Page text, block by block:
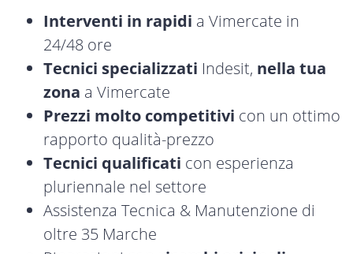
Interventi in rapidi a Vimercate in
24/48 ore
Tecnici specializzati Indesit, nella tua
zona a Vimercate
Prezzi molto competitivi con un ottimo
rapporto qualità-prezzo
Tecnici qualificati con esperienza
pluriennale nel settore
Assistenza Tecnica & Manutenzione di
oltre 35 Marche